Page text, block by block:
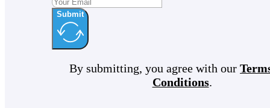
Submit
By submitting, you agree with our
Conditions.